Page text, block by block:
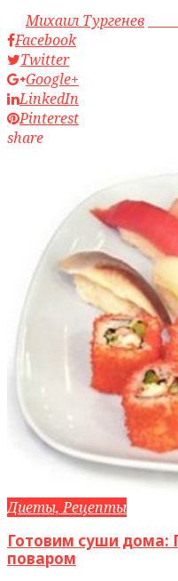
byМихаил Тургенев
Facebook
Twitter
Google+
LinkedIn
Pinterest
share
Диеты, Рецепты
Готовим суши дома:
поваром